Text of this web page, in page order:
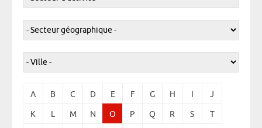
A B C D E F G H I J
K L M N O P Q R S T